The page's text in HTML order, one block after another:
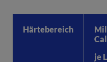
Härtebereich
je